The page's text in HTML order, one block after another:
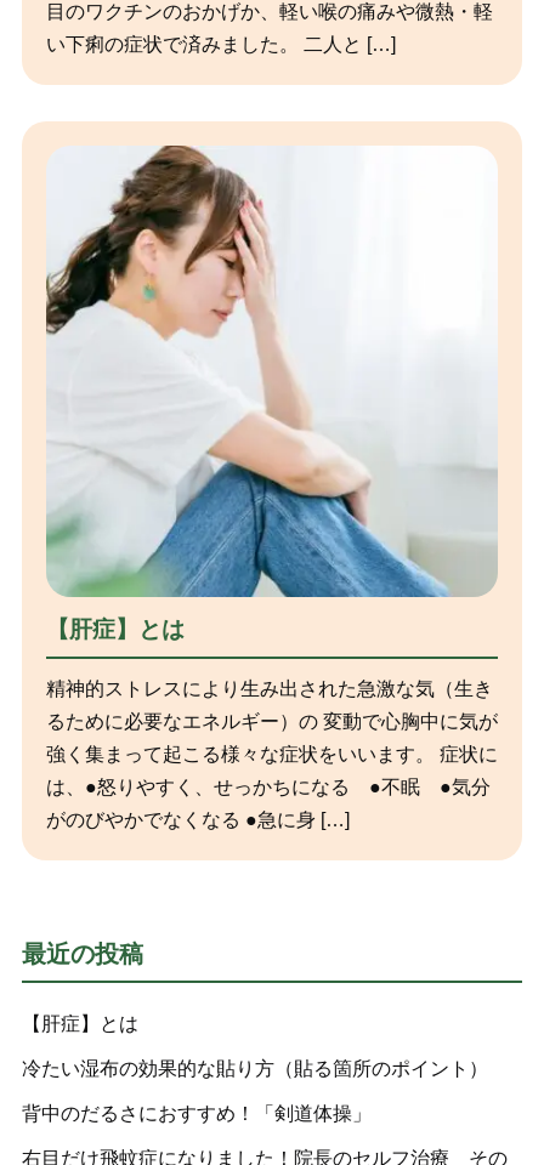
最近の投稿
【肝症】とは
冷たい湿布の効果的な貼り方（貼る箇所のポイント）
背中のだるさにおすすめ！「剣道体操」
右目だけ飛蚊症になりました！院長のセルフ治療 その
目のワクチンのおかげか、軽い喉の痛みや微熱・軽
い下痢の症状で済みました。 二人と […]
【肝症】とは
精神的ストレスにより生み出された急激な気（生き
るために必要なエネルギー）の 変動で心胸中に気が
強く集まって起こる様々な症状をいいます。 症状に
は、●怒りやすく、せっかちになる ●不眠 ●気分
がのびやかでなくなる ●急に身 […]